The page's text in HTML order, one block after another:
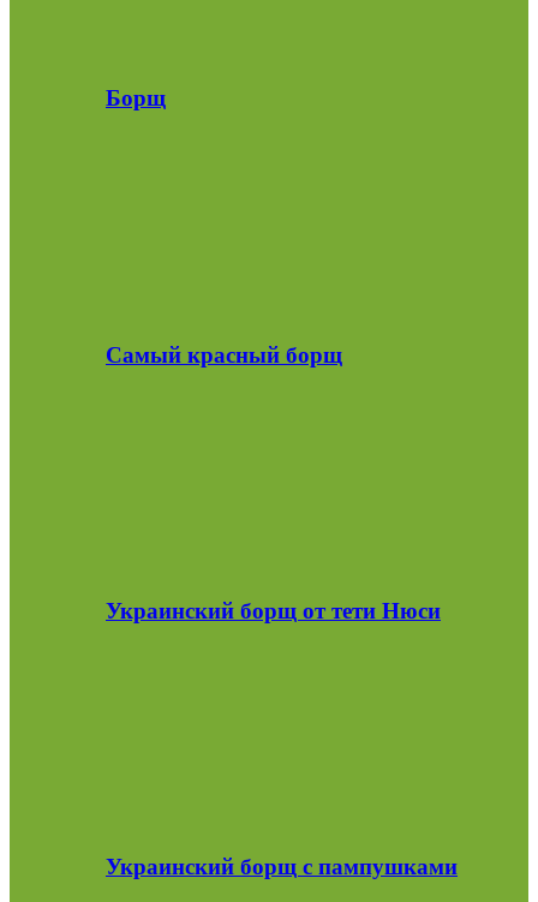
Борщ
Самый красный борщ
Украинский борщ от тети Нюси
Украинский борщ с пампушками